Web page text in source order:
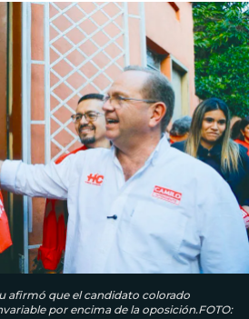
afirmó que el candidato colorado
por encima de la oposición.FOTO: